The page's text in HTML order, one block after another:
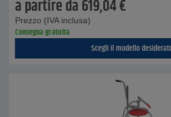
a partire da619,04€
Prezzo (IVA inclusa)
Consegna gratuita
Scegli il modello